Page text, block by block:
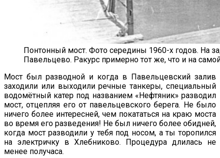
Понтонный мост. Фото середины 1960-х годов. На
Павельцево. Ракурс примерно тот же, что и на
Мост был разводной и когда в Павельцевский залив
заходили или выходили речные танкеры, специальный
водомётный катер под названием «Нефтяник» разводил
мост, отцепляя его от павельцевского берега. Не было
ничего более интересней, чем покататься на краю моста
во время его разведения! Не был ничего более обидней,
когда мост разводили у тебя под носом, а ты торопился
на электричку в Хлебниково. Процедура длилась не
менее получаса.